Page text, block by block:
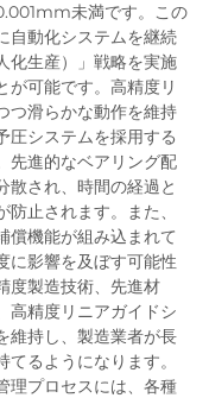
未満です。この
自動化システムを継続
化生産）」戦略を実施
が可能です。高精度リ
つ滑らかな動作を維持
圧システムを採用する
先進的なベアリング配
散され、時間の経過と
止されます。また、
償機能が組み込まれて
に影響を及ぼす可能性
度製造技術、先進材
高精度リニアガイドシ
維持し、製造業者が長
るようになります。
理プロセスには、各種